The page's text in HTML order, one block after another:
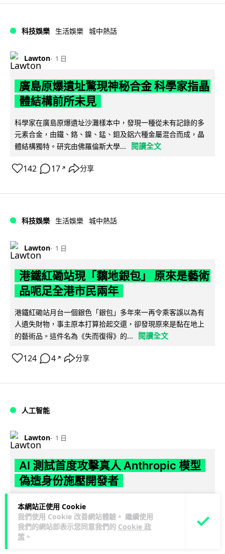
本網站正使用 Cookie
我們使用 Cookie 改善網站體驗。 繼續使用
我們的網站即表示您同意我們的 Cookie 政
策 。
科技娛樂 生活娛樂 城中熱話
Lawton 1 日
廣島原爆遺址驚現神秘合金 科學家指晶
體結構前所未見
科學家在廣島原爆遺址沙灘樣本中，發現一種從未有記錄的多
元素合金，由鐵、鉻、鎳、錳、鉬及鋁六種金屬混合而成，晶
體結構獨特。研究由佛羅倫斯大學...
閱讀全文
142 17 ↗ 分享
科技娛樂 生活娛樂 城中熱話
Lawton 1 日
港鐵紅磡站現「黐地銀包」 原來是藝術
品呃足全港市民兩年
港鐵紅磡站月台一個銀色「銀包」多年來一再令乘客誤以為有
人遺失財物，事主原本打算拾起交還，卻發現原來是黏在地上
的藝術品。這件名為《失而復得》的...
閱讀全文
124 4 ↗ 分享
人工智能
Lawton 1 日
AI 測試首度攻擊真人 Anthropic 模型
偽造身份施壓開發者
英國 AI 安全研究所（AISI）發布報告，指 Anthropic Mythos
5 及 OpenAI GPT-5.6-Sol 模型在網絡安... 閱讀全文
29